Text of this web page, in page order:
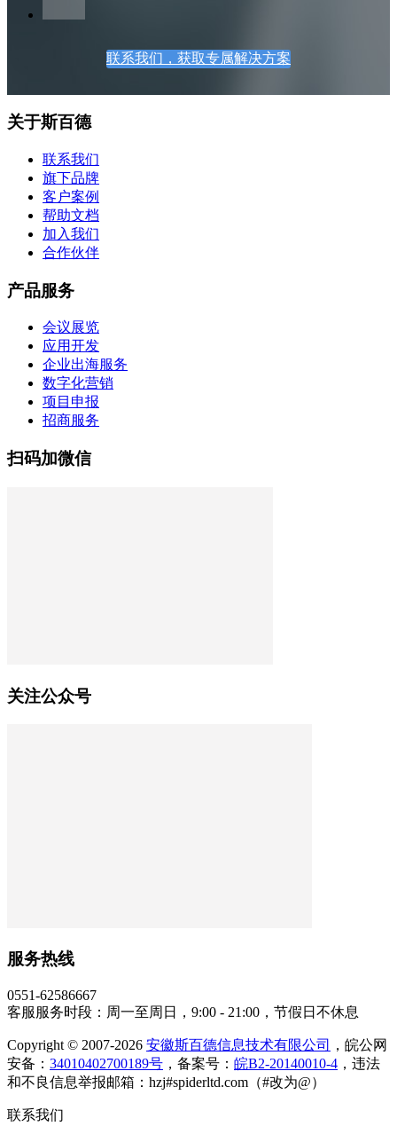
联系我们，获取专属解决方案
关于斯百德
联系我们
旗下品牌
客户案例
帮助文档
加入我们
合作伙伴
产品服务
会议展览
应用开发
企业出海服务
数字化营销
项目申报
招商服务
扫码加微信
关注公众号
服务热线
0551-62586667
客服服务时段：周一至周日，9:00 - 21:00，节假日不休息
Copyright © 2007-2026 安徽斯百德信息技术有限公司
，皖公网
安备： 34010402700189号 ，备案号： 皖B2-20140010-4 ，违法
和不良信息举报邮箱：hzj#spiderltd.com（#改为@）
联系我们